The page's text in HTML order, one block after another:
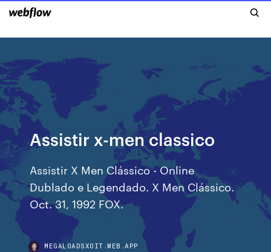
Assistir x-men classico
Assistir X Men Clássico - Online
Dublado e Legendado. X Men Clássico.
Oct. 31, 1992 FOX.
MEGALOADSXOIT.WEB.APP